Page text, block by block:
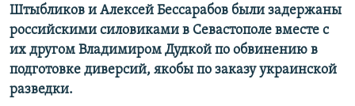
Штыбликов и Алексей Бессарабов были задержаны
российскими силовиками в Севастополе вместе с
их другом Владимиром Дудкой по обвинению в
подготовке диверсий, якобы по заказу украинской
разведки.